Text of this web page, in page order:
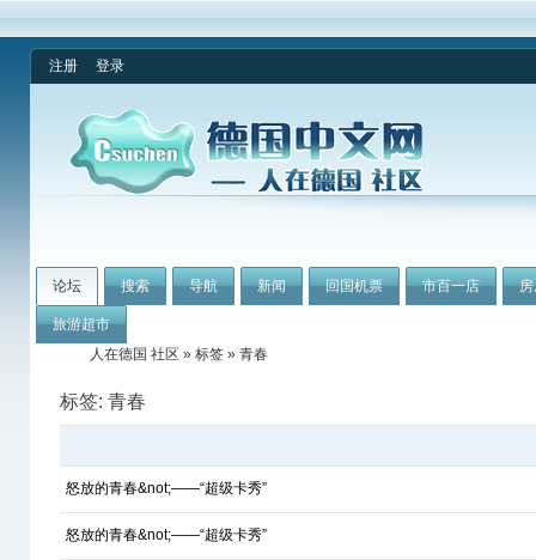
注册 登录
论坛 搜索 导航 新闻 回国机票 市百一店
旅游超市
人在德国 社区 » 标签 » 青春
标签: 青春
怒放的青春&not;——“超级卡秀”
怒放的青春&not;——“超级卡秀”